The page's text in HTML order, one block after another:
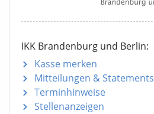
IKK Brandenburg und Berlin:
Kasse merken
Mitteilungen & Statements
Terminhinweise
Stellenanzeigen